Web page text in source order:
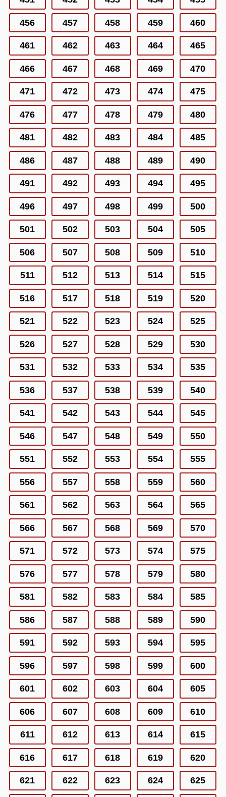
456 457 458 459 460
461 462 463 464 465
466 467 468 469 470
471 472 473 474 475
476 477 478 479 480
481 482 483 484 485
486 487 488 489 490
491 492 493 494 495
496 497 498 499 500
501 502 503 504 505
506 507 508 509 510
511 512 513 514 515
516 517 518 519 520
521 522 523 524 525
526 527 528 529 530
531 532 533 534 535
536 537 538 539 540
541 542 543 544 545
546 547 548 549 550
551 552 553 554 555
556 557 558 559 560
561 562 563 564 565
566 567 568 569 570
571 572 573 574 575
576 577 578 579 580
581 582 583 584 585
586 587 588 589 590
591 592 593 594 595
596 597 598 599 600
601 602 603 604 605
606 607 608 609 610
611 612 613 614 615
616 617 618 619 620
621 622 623 624 625